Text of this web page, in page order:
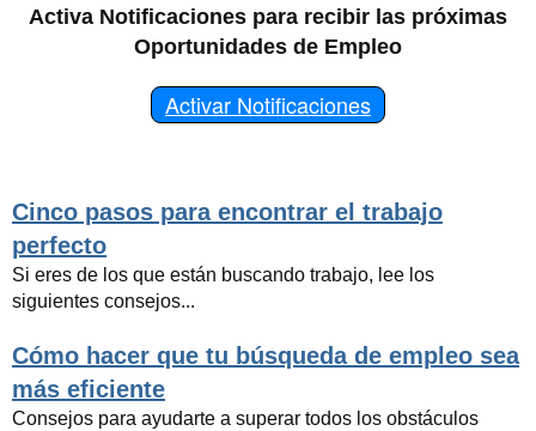
Activa Notificaciones para recibir las próximas
Oportunidades de Empleo
Activar Notificaciones
Cinco pasos para encontrar el trabajo
perfecto
Si eres de los que están buscando trabajo, lee los
siguientes consejos...
Cómo hacer que tu búsqueda de empleo sea
más eficiente
Consejos para ayudarte a superar todos los obstáculos